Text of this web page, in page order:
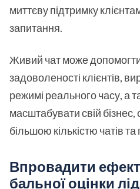
миттєву підтримку
запитання.
Живий чат може
задоволеності клієнтів,
режимі реального часу, а
масштабувати свій
більшою кількістю чатів та
Впровадити
бальної оцінки